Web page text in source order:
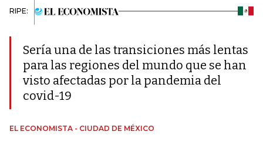
RIPE:
Sería una de las transiciones más lentas
para las regiones del mundo que se han
visto afectadas por la pandemia del
covid-19
EL ECONOMISTA - CIUDAD DE MÉXICO